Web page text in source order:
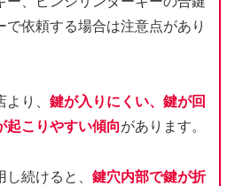
依頼する場合は注意点があり
り、 鍵が入りにくい、鍵が回
起こりやすい傾向があります。
続けると、 鍵穴内部で鍵が折